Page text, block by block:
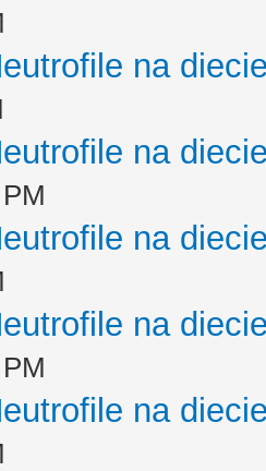
na
na
na
na
na